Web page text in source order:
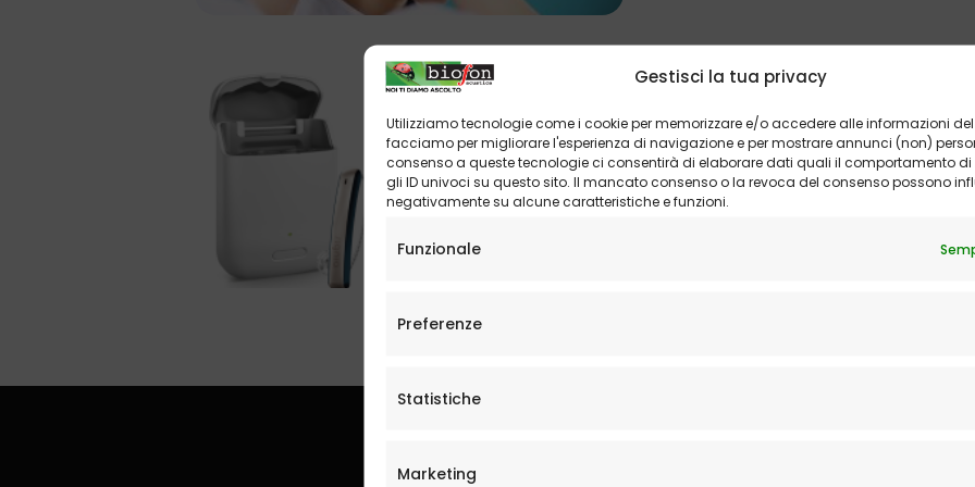
Gestisci la tua privacy
Utilizziamo tecnologie come i cookie per memorizzare e/o accedere alle informazioni
facciamo per migliorare l'esperienza di navigazione e per mostrare annunci (non)
consenso a queste tecnologie ci consentirà di elaborare dati quali il comportamento
gli ID univoci su questo sito. Il mancato consenso o la revoca del consenso possono
negativamente su alcune caratteristiche e funzioni.
Funzionale
Preferenze
Statistiche
Marketing
Come scegliere l’apparecchio
C’erano una volta gli apparecchi
suono andava regolato manualmente...